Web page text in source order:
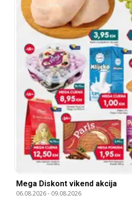
Mega Diskont vikend akcija
06.08.2026- 09.08.2026